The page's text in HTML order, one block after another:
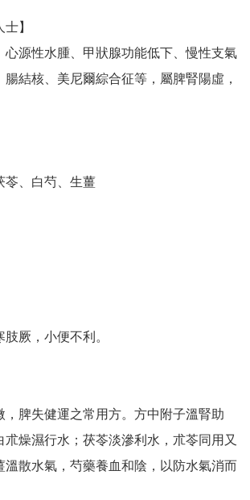
】
心源性水腫、甲狀腺功能低下、慢性支氣
結核、美尼爾綜合征等，屬脾腎陽虛，
苓、白芍、生薑
厥，小便不利。
，脾失健運之常用方。方中附子溫腎助
朮燥濕行水；茯苓淡滲利水，朮苓同用又
溫散水氣，芍藥養血和陰，以防水氣消而